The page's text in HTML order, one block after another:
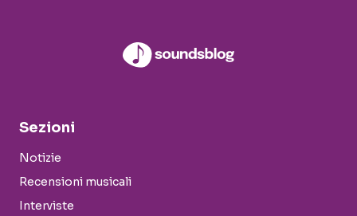
Sezioni
Notizie
Recensioni musicali
Interviste